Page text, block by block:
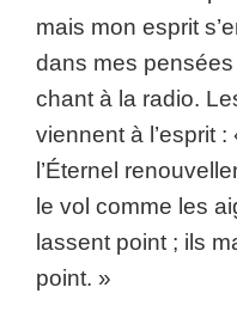
mais mon esprit
dans mes pensées
chant à la radio.
viennent à l’esprit
l’Éternel
le vol comme les
lassent point ; ils
point. »